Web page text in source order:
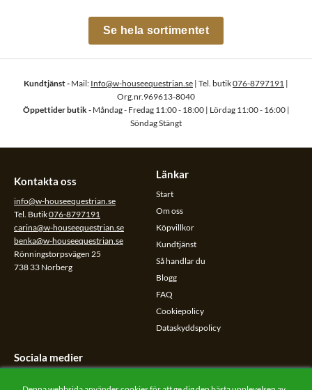
Se hela sortimentet
Kundtjänst - Mail: Info@w-houseequestrian.se | Tel. butik076-8797191 |
Org.nr.969613-8040
Öppettider butik - Måndag - Fredag 11:00 - 18:00 | Lördag 11:00 - 16:00 |
Söndag Stängt
Kontakta oss
info@w-houseequestrian.se
Tel. Butik076-8797191
carina@w-houseequestrian.se
benka@w-houseequestrian.se
Rönningstorpsvägen 25
738 33 Norberg
Länkar
Start
Om oss
Köpvillkor
Kundtjänst
Så handlar du
Blogg
FAQ
Cookiepolicy
Dataskyddspolicy
Sociala medier